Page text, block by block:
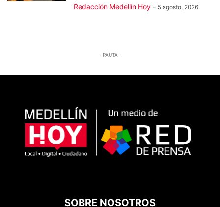
Redacción Medellín Hoy - 5 agosto, 2026
- PAUTA -
SOBRE NOSOTROS